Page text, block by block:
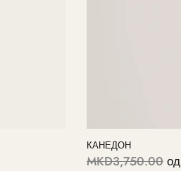
КАНЕДОН
MKD3,750.00од